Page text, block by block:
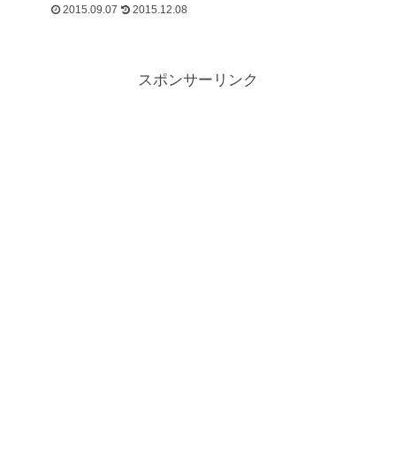
2015.09.07 2015.12.08
スポンサーリンク